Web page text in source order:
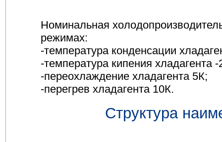
Номинальная
режимах:
-температура конденсации
-температура кипения хладагента
-переохлаждение хладагента 5К;
-перегрев хладагента 10К.
Структура